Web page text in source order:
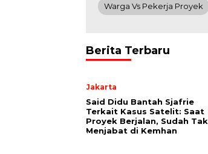
Warga Vs Pekerja Proyek
Berita Terbaru
Jakarta
Said Didu Bantah Sjafrie
Terkait Kasus Satelit: Saat
Proyek Berjalan, Sudah Tak
Menjabat di Kemhan